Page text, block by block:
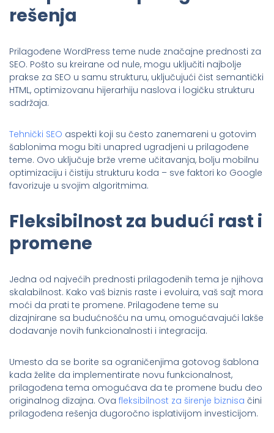
rešenja
Prilagođene WordPress teme nude značajne prednosti za
SEO. Pošto su kreirane od nule, mogu uključiti najbolje
prakse za SEO u samu strukturu, uključujući čist semantički
HTML, optimizovanu hijerarhiju naslova i logičku strukturu
sadržaja.
Tehnički SEO aspekti koji su često zanemareni u gotovim
šablonima mogu biti unapred ugradjeni u prilagođene
teme. Ovo uključuje brže vreme učitavanja, bolju mobilnu
optimizaciju i čistiju strukturu koda – sve faktori ko Google
favorizuje u svojim algoritmima.
Fleksibilnost za budući rast i
promene
Jedna od najvećih prednosti prilagođenih tema je njihova
skalabilnost. Kako vaš biznis raste i evoluira, vaš sajt mora
moći da prati te promene. Prilagođene teme su
dizajnirane sa budućnošću na umu, omogućavajući lakše
dodavanje novih funkcionalnosti i integracija.
Umesto da se borite sa ograničenjima gotovog šablona
kada želite da implementirate novu funkcionalnost,
prilagođena tema omogućava da te promene budu deo
originalnog dizajna. Ova fleksibilnost za širenje biznisa čini
prilagođena rešenja dugoročno isplativijom investicijom.